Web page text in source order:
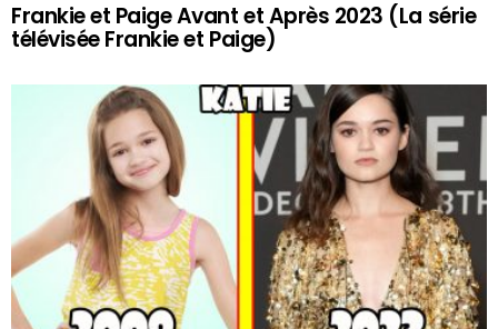
Frankie et Paige Avant et Après 2023 (La série
télévisée Frankie et Paige)